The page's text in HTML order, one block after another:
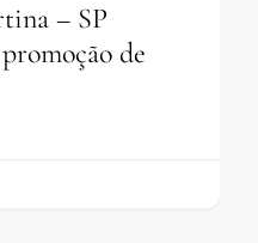
– SP
de